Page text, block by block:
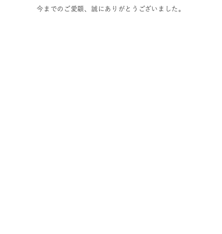
今までのご愛顧、誠にありがとうございました。